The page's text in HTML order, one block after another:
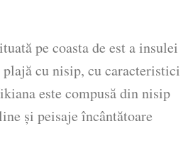
pe coasta de est a insulei
cu nisip, cu caracteristici
este compusă din nisip
și peisaje încântătoare